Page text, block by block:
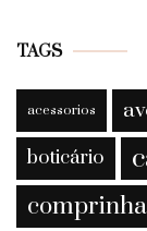
TAGS
acessorios
boticário